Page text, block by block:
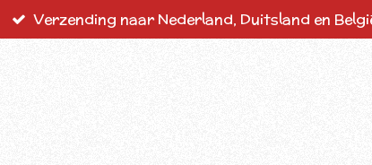
Verzending naar Nederland, Duitsland en